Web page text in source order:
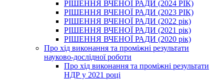
РІШЕННЯ ВЧЕНОЇ РАДИ (2024 РІК)
РІШЕННЯ ВЧЕНОЇ РАДИ (2023 РІК)
РІШЕННЯ ВЧЕНОЇ РАДИ (2022 рік)
РІШЕННЯ ВЧЕНОЇ РАДИ (2021 рік)
РІШЕННЯ ВЧЕНОЇ РАДИ (2020 рік)
Про хід виконання та проміжні результати
науково-дослідної роботи
Про хід виконання та проміжні результати
НДР у 2021 році